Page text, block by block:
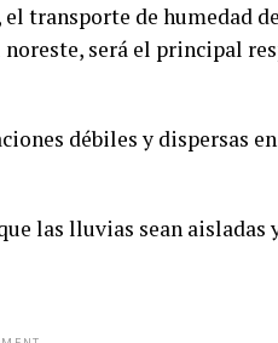
transporte de humedad
será el principal
débiles y dispersas
las lluvias sean aisladas